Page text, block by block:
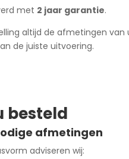
met 2 jaar garantie.
altijd de afmetingen
de juiste uitvoering.
besteld
afmetingen
adviseren wij: